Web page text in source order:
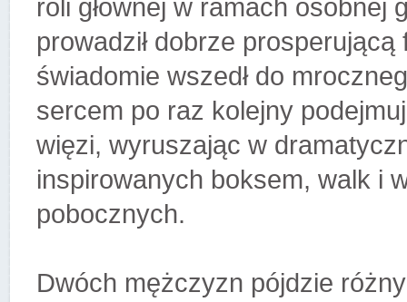
roli głównej w ramach osobnej
prowadził dobrze
świadomie wszedł do
sercem po raz kolejny
więzi, wyruszając w
inspirowanych boksem, walk i
pobocznych.
Dwóch mężczyzn pójdzie